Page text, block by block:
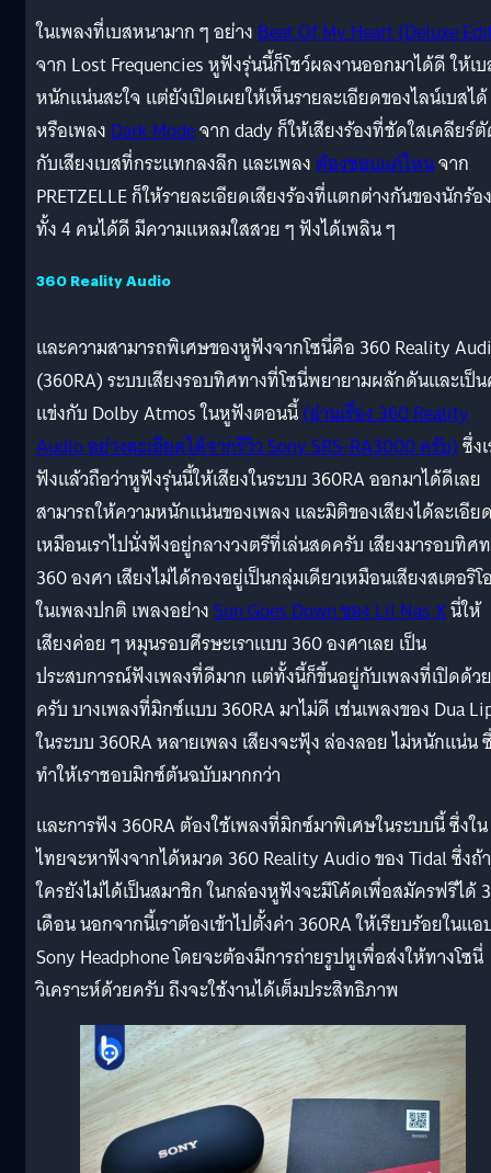
ในเพลงที่เบสหนามาก ๆ อย่างBeat Of My Heart (Deluxe
จาก Lost Frequencies หูฟังรุ่นนี้ก็โชว์ผลงานออกมาได้ดี ให้เ
หนักแน่นสะใจ แต่ยังเปิดเผยให้เห็นรายละเอียดของไลน์เบสได้
หรือเพลงDark Modeจาก dady ก็ให้เสียงร้องที่ชัดใสเคลียร์
กับเสียงเบสที่กระแทกลงลึก และเพลงต้องชอบแค่ไหนจาก
PRETZELLE ก็ให้รายละเอียดเสียงร้องที่แตกต่างกันของนักร้อง
ทั้ง 4 คนได้ดี มีความแหลมใสสวย ๆ ฟังได้เพลิน ๆ
360 Reality Audio
และความสามารถพิเศษของหูฟังจากโซนี่คือ 360 Reality
(360RA) ระบบเสียงรอบทิศทางที่โซนี่พยายามผลักดันและเป็
แข่งกับ Dolby Atmos ในหูฟังตอนนี้(อ่านเรื่อง 360 Reality
Audio อย่างละเอียดได้จากรีวิว Sony SRS-RA3000 ครับ)ซึ่ง
ฟังแล้วถือว่าหูฟังรุ่นนี้ให้เสียงในระบบ 360RA ออกมาได้ดีเลย
สามารถให้ความหนักแน่นของเพลง และมิติของเสียงได้ละเอีย
เหมือนเราไปนั่งฟังอยู่กลางวงตรีที่เล่นสดครับ เสียงมารอบทิศ
360 องศา เสียงไม่ได้กองอยู่เป็นกลุ่มเดียวเหมือนเสียงสเตอริโ
ในเพลงปกติ เพลงอย่างSun Goes Down ของ Lil Nas Xนี่ให้
เสียงค่อย ๆ หมุนรอบศีรษะเราแบบ 360 องศาเลย เป็น
ประสบการณ์ฟังเพลงที่ดีมาก แต่ทั้งนี้ก็ขึ้นอยู่กับเพลงที่เปิดด้วย
ครับ บางเพลงที่มิกซ์แบบ 360RA มาไม่ดี เช่นเพลงของ Dua
ในระบบ 360RA หลายเพลง เสียงจะฟุ้ง ล่องลอย ไม่หนักแน่น
ทำให้เราชอบมิกซ์ต้นฉบับมากกว่า
และการฟัง 360RA ต้องใช้เพลงที่มิกซ์มาพิเศษในระบบนี้ ซึ่งใน
ไทยจะหาฟังจากได้หมวด 360 Reality Audio ของ Tidal ซึ่งถ้า
ใครยังไม่ได้เป็นสมาชิก ในกล่องหูฟังจะมีโค้ดเพื่อสมัครฟรีได้ 3
เดือน นอกจากนี้เราต้องเข้าไปตั้งค่า 360RA ให้เรียบร้อยในแอ
Sony Headphone โดยจะต้องมีการถ่ายรูปหูเพื่อส่งให้ทางโซนี่
วิเคราะห์ด้วยครับ ถึงจะใช้งานได้เต็มประสิทธิภาพ